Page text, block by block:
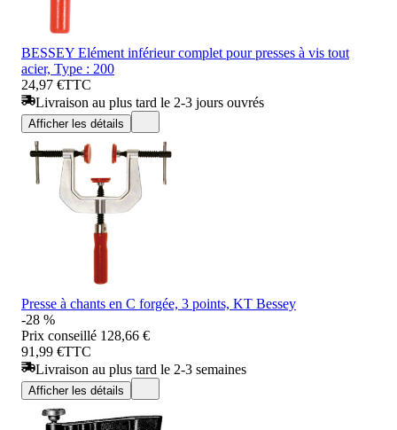
BESSEY Elément inférieur complet pour presses à vis tout
acier, Type : 200
24,97 €TTC
Livraison au plus tard le 2-3 jours ouvrés
Afficher les détails
Presse à chants en C forgée, 3 points, KT Bessey
-28 %
Prix conseillé 128,66 €
91,99 €TTC
Livraison au plus tard le 2-3 semaines
Afficher les détails